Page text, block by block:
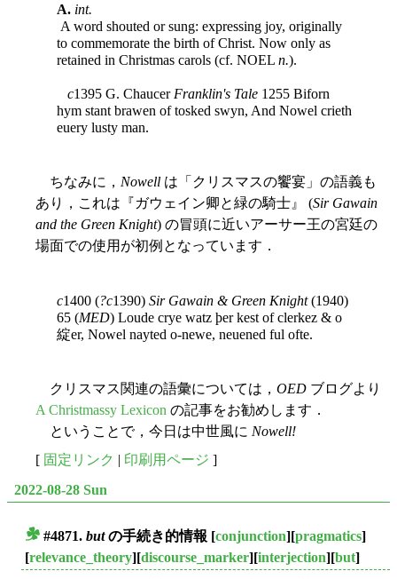
A. int.
A word shouted or sung: expressing joy, originally
to commemorate the birth of Christ. Now only as
retained in Christmas carols (cf. NOEL n.).
c1395 G. Chaucer Franklin's Tale 1255 Biforn
hym stant brawen of tosked swyn, And Nowel crieth
euery lusty man.
ちなみに， Nowell は「クリスマスの饗宴」の語義も
あり，これは『ガウェイン卿と緑の騎士』 (Sir Gawain
and the Green Knight) の冒頭に近いアーサー王の宮廷の
場面での使用が初例となっています．
c1400 (?c1390) Sir Gawain & Green Knight(1940)
65 (MED) Loude crye watz þer kest of clerkez & o
綻er, Nowel nayted o-newe, neuened ful ofte.
クリスマス関連の語彙については， OED ブログより
A Christmassy Lexicon の記事をお勧めします．
ということで，今日は中世風に Nowell!
[ 固定リンク | 印刷用ページ ]
2022-08-28 Sun
#4871. butの手続き的情報 [conjunction][pragmatics]
[relevance_theory][discourse_marker][interjection][but]